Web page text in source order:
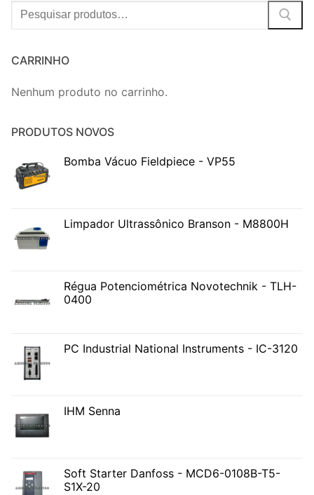
Procurar:
CARRINHO
Nenhum produto no carrinho.
PRODUTOS NOVOS
Bomba Vácuo Fieldpiece - VP55
Limpador Ultrassônico Branson - M8800H
Régua Potenciométrica Novotechnik - TLH-
0400
PC Industrial National Instruments - IC-3120
IHM Senna
Soft Starter Danfoss - MCD6-0108B-T5-
S1X-20